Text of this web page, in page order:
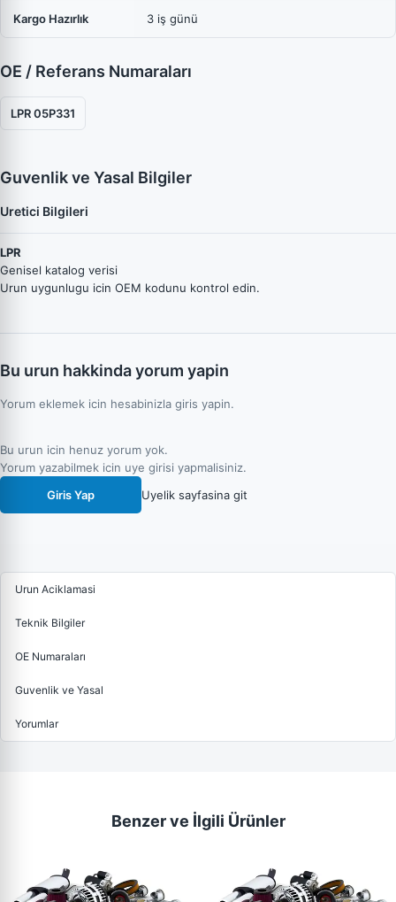
Kargo Hazırlık 3 iş günü
OE / Referans Numaraları
LPR 05P331
Guvenlik ve Yasal Bilgiler
Uretici Bilgileri
LPR
Genisel katalog verisi
Urun uygunlugu icin OEM kodunu kontrol edin.
Bu urun hakkinda yorum yapin
Yorum eklemek icin hesabinizla giris yapin.
Bu urun icin henuz yorum yok.
Yorum yazabilmek icin uye girisi yapmalisiniz.
Giris Yap
Uyelik sayfasina git
Urun Aciklamasi
Teknik Bilgiler
OE Numaraları
Guvenlik ve Yasal
Yorumlar
Benzer ve İlgili Ürünler